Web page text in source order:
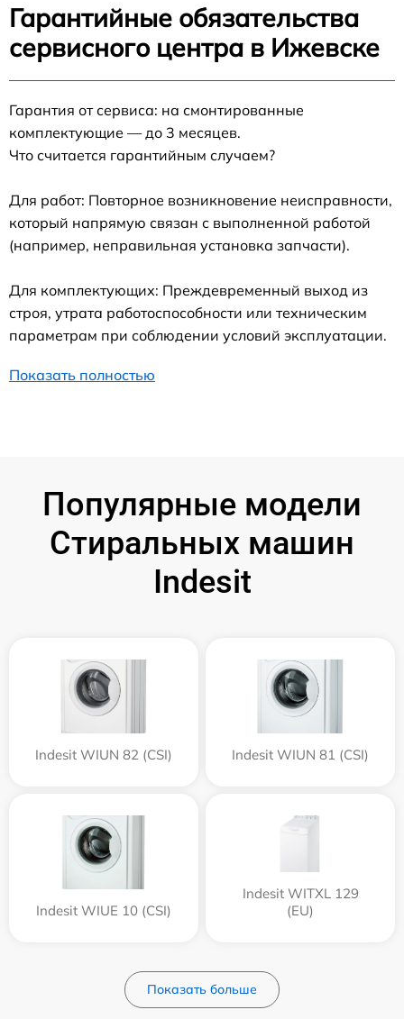
Гарантийные обязательства
сервисного центра в Ижевске
Гарантия от сервиса: на смонтированные
комплектующие — до 3 месяцев.
Что считается гарантийным случаем?
Для работ: Повторное возникновение неисправности,
который напрямую связан с выполненной работой
(например, неправильная установка запчасти).
Для комплектующих: Преждевременный выход из
строя, утрата работоспособности или техническим
параметрам при соблюдении условий эксплуатации.
Показать полностью
Популярные модели
Стиральных машин
Indesit
Indesit WIUN 82 (CSI) Indesit WIUN 81 (CSI)
Indesit WIUE 10 (CSI)
Indesit WITXL 129
(EU)
Показать больше